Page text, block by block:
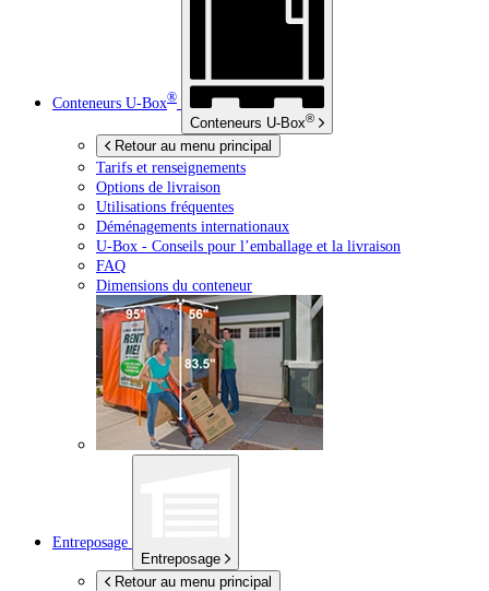
Conteneurs U-Box®
Conteneurs U-Box®
Retour au menu principal
Tarifs et renseignements
Options de livraison
Utilisations fréquentes
Déménagements internationaux
U-Box - Conseils pour l’emballage et la livraison
FAQ
Dimensions du conteneur
Entreposage
Entreposage
Retour au menu principal